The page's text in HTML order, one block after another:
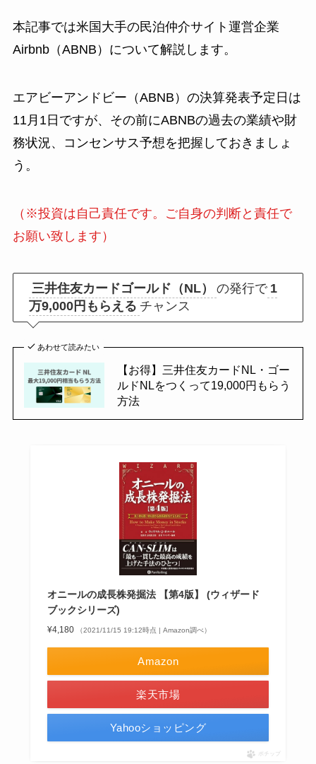
本記事では米国大手の民泊仲介サイト運営企業
Airbnb（ABNB）について解説します。
エアビーアンドビー（ABNB）の決算発表予定日は
11月1日ですが、その前にABNBの過去の業績や財
務状況、コンセンサス予想を把握しておきましょ
う。
（※投資は自己責任です。ご自身の判断と責任で
お願い致します）
三井住友カードゴールド（NL） の発行で 1
万9,000円もらえる チャンス
あわせて読みたい
【お得】三井住友カードNL・ゴー
ルドNLをつくって19,000円もらう
方法
オニールの成長株発掘法 【第4版】 (ウィザード
ブックシリーズ)
¥4,180 （2021/11/15 19:12時点 | Amazon調べ）
Amazon
楽天市場
Yahooショッピング
ポチップ